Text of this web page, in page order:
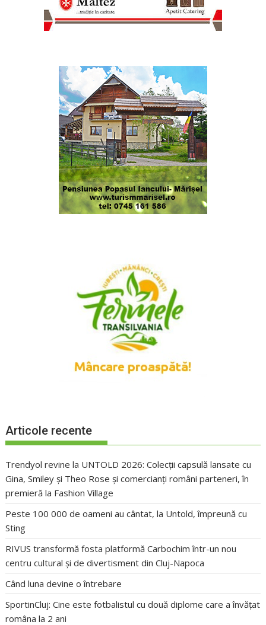
Articole recente
Trendyol revine la UNTOLD 2026: Colecții capsulă lansate cu
Gina, Smiley și Theo Rose și comercianți români parteneri, în
premieră la Fashion Village
Peste 100 000 de oameni au cântat, la Untold, împreună cu
Sting
RIVUS transformă fosta platformă Carbochim într-un nou
centru cultural și de divertisment din Cluj-Napoca
Când luna devine o întrebare
SportinCluj: Cine este fotbalistul cu două diplome care a învățat
româna la 2 ani